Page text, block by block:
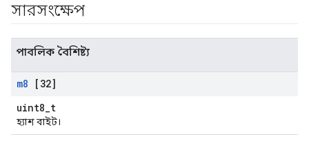
সারসংক্ষেপ
পাবলিক বৈশিষ্ট্য
m8 [32]
uint8_t
হ্যাশ বাইট।